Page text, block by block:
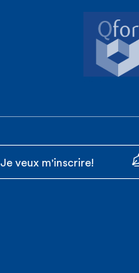
Je veux m'inscrire!